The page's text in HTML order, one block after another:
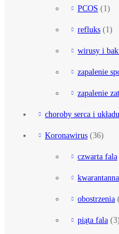
PCOS (1)
refluks (1)
wirusy i
zapalenie
zapalenie
choroby serca i
Koronawirus (36)
czwarta fala
kwarantanna
obostrzenia
piąta fala (3)